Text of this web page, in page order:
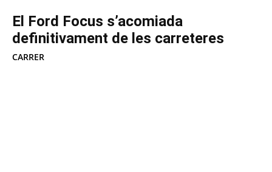
El Ford Focus s’acomiada
definitivament de les carreteres
CARRER